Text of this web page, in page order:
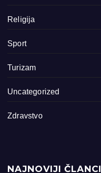
Religija
Sport
Turizam
Uncategorized
Zdravstvo
NAJNOVIJI ČLANCI